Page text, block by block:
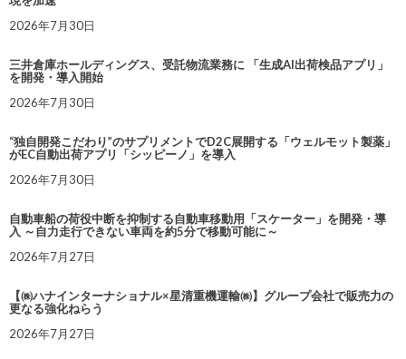
2026年7月30日
三井倉庫ホールディングス、受託物流業務に 「生成AI出荷検品アプリ」
を開発・導入開始
2026年7月30日
“独自開発こだわり”のサプリメントでD2C展開する「ウェルモット製薬」
がEC自動出荷アプリ「シッピーノ」を導入
2026年7月30日
自動車船の荷役中断を抑制する自動車移動用「スケーター」を開発・導
入 ～自力走行できない車両を約5分で移動可能に～
2026年7月27日
【㈱ハナインターナショナル×星清重機運輸㈱】グループ会社で販売力の
更なる強化ねらう
2026年7月27日